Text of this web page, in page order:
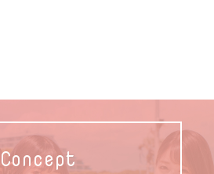
Concept